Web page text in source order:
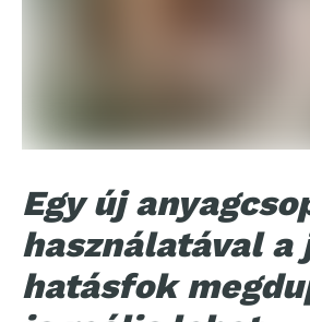
Egy új
használatával a
hatásfok